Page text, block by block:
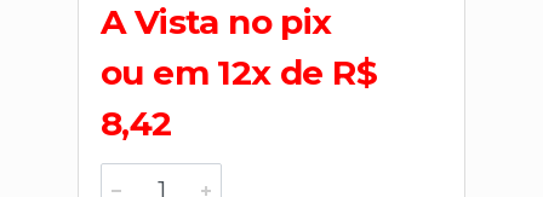
A Vista no pix
ou em 12x de R$
8,42